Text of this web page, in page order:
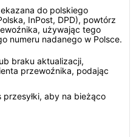
do polskiego
InPost, DPD), powtórz
używając tego
numeru nadanego w Polsce.
braku aktualizacji,
przewoźnika, podając
przesyłki, aby na bieżąco